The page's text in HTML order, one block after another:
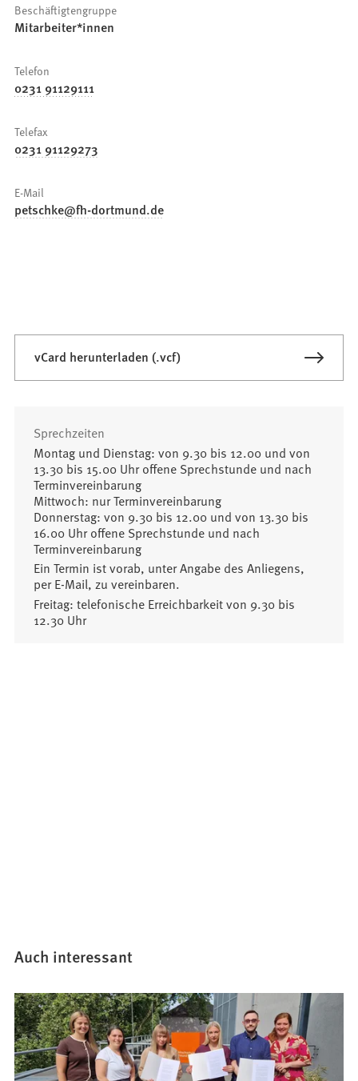
Beschäftigtengruppe
Mitarbeiter*innen
Telefon
0231 91129111
Telefax
0231 91129273
E-Mail
petschke fh-dortmund de
vCard herunterladen (.vcf)
Sprechzeiten
Montag und Dienstag: von 9.30 bis 12.00 und von
13.30 bis 15.00 Uhr offene Sprechstunde und nach
Terminvereinbarung
Mittwoch: nur Terminvereinbarung
Donnerstag: von 9.30 bis 12.00 und von 13.30 bis
16.00 Uhr offene Sprechstunde und nach
Terminvereinbarung
Ein Termin ist vorab, unter Angabe des Anliegens,
per E-Mail, zu vereinbaren.
Freitag: telefonische Erreichbarkeit von 9.30 bis
12.30 Uhr
Auch interessant